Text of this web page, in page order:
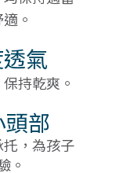
。
氣
持乾爽。
部
，為孩子
。